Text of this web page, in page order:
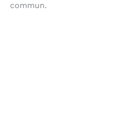
commun.